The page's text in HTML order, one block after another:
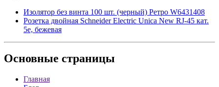
Изолятор без винта 100 шт. (черный) Ретро W6431408
Розетка двойная Schneider Electric Unica New RJ-45 кат.
5е, бежевая
Основные страницы
Главная